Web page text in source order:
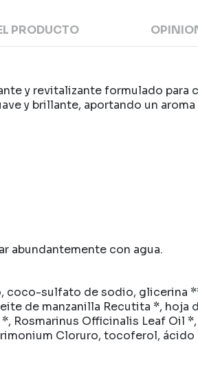
PRODUCTO
y revitalizante formulado
y brillante, aportando un
abundantemente con agua.
coco-sulfato de sodio,
de manzanilla Recutita *,
Rosmarinus Officinalis Leaf Oil
Cloruro, tocoferol,